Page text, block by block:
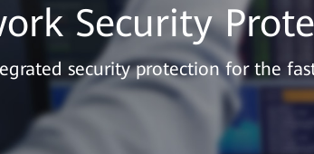
Security
security protection for the